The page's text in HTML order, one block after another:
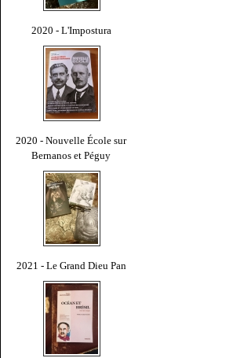
2020 - L'Impostura
2020 - Nouvelle École sur
Bernanos et Péguy
2021 - Le Grand Dieu Pan